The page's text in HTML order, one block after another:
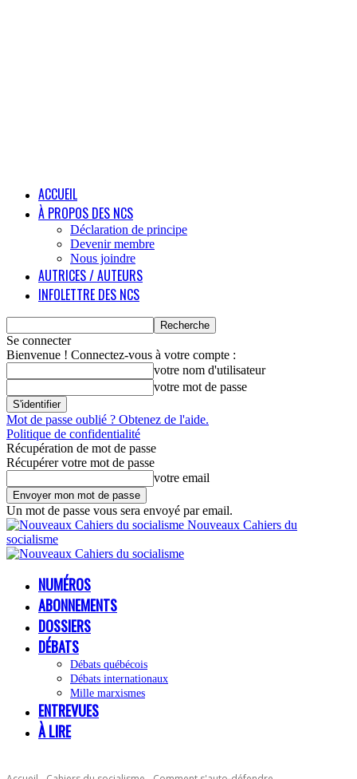
ACCUEIL
À PROPOS DES NCS
Déclaration de principe
Devenir membre
Nous joindre
AUTRICES / AUTEURS
INFOLETTRE DES NCS
Se connecter
Bienvenue ! Connectez-vous à votre compte :
votre nom d'utilisateur
votre mot de passe
Mot de passe oublié ? Obtenez de l'aide.
Politique de confidentialité
Récupération de mot de passe
Récupérer votre mot de passe
votre email
Un mot de passe vous sera envoyé par email.
Nouveaux Cahiers du
socialisme
NUMÉROS
ABONNEMENTS
DOSSIERS
DÉBATS
Débats québécois
Débats internationaux
Mille marxismes
ENTREVUES
À LIRE